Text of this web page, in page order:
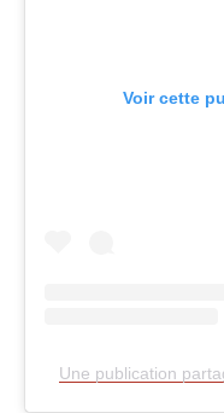
Voir cette
Une publication